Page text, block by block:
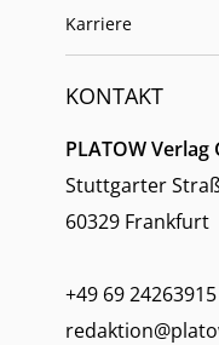
Karriere
KONTAKT
PLATOW Verlag
Stuttgarter
60329 Frankfurt
+49 69 24263915